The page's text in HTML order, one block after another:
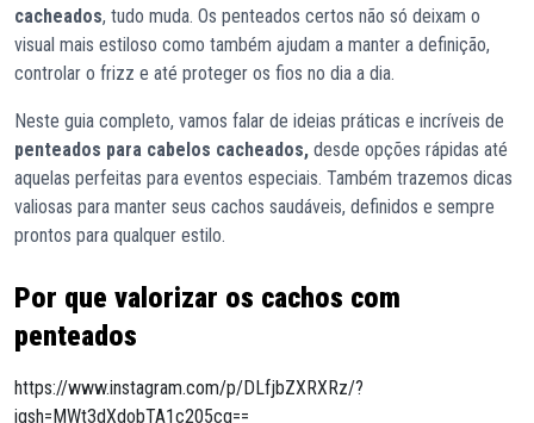
cacheados, tudo muda. Os penteados certos não só deixam o
visual mais estiloso como também ajudam a manter a definição,
controlar o frizz e até proteger os fios no dia a dia.
Neste guia completo, vamos falar de ideias práticas e incríveis de
penteados para cabelos cacheados, desde opções rápidas até
aquelas perfeitas para eventos especiais. Também trazemos dicas
valiosas para manter seus cachos saudáveis, definidos e sempre
prontos para qualquer estilo.
Por que valorizar os cachos com
penteados
https://www.instagram.com/p/DLfjbZXRXRz/?
igsh=MWt3dXdobTA1c205cg==